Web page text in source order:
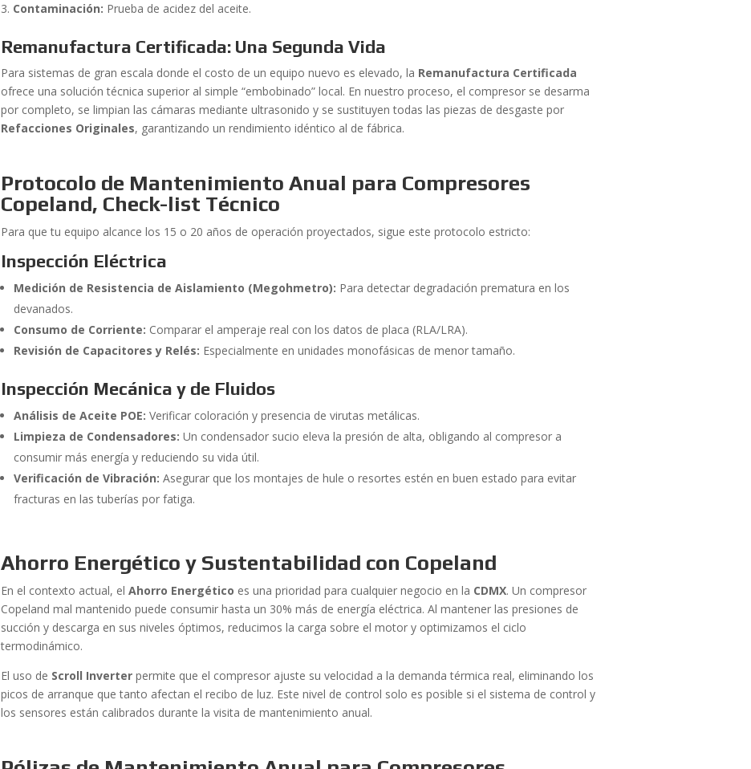
Contaminación: Prueba de acidez del aceite.
Remanufactura Certificada: Una Segunda Vida
Para sistemas de gran escala donde el costo de un equipo nuevo es elevado, la Remanufactura Certificada
ofrece una solución técnica superior al simple “embobinado” local. En nuestro proceso, el compresor se desarma
por completo, se limpian las cámaras mediante ultrasonido y se sustituyen todas las piezas de desgaste por
Refacciones Originales, garantizando un rendimiento idéntico al de fábrica.
Protocolo de Mantenimiento Anual para Compresores
Copeland, Check-list Técnico
Para que tu equipo alcance los 15 o 20 años de operación proyectados, sigue este protocolo estricto:
Inspección Eléctrica
Medición de Resistencia de Aislamiento (Megohmetro): Para detectar degradación prematura en los
devanados.
Consumo de Corriente: Comparar el amperaje real con los datos de placa (RLA/LRA).
Revisión de Capacitores y Relés: Especialmente en unidades monofásicas de menor tamaño.
Inspección Mecánica y de Fluidos
Análisis de Aceite POE: Verificar coloración y presencia de virutas metálicas.
Limpieza de Condensadores: Un condensador sucio eleva la presión de alta, obligando al compresor a
consumir más energía y reduciendo su vida útil.
Verificación de Vibración: Asegurar que los montajes de hule o resortes estén en buen estado para evitar
fracturas en las tuberías por fatiga.
Ahorro Energético y Sustentabilidad con Copeland
En el contexto actual, elAhorro Energético es una prioridad para cualquier negocio en la CDMX. Un compresor
Copeland mal mantenido puede consumir hasta un 30% más de energía eléctrica. Al mantener las presiones de
succión y descarga en sus niveles óptimos, reducimos la carga sobre el motor y optimizamos el ciclo
termodinámico.
El uso de Scroll Inverter permite que el compresor ajuste su velocidad a la demanda térmica real, eliminando los
picos de arranque que tanto afectan el recibo de luz. Este nivel de control solo es posible si el sistema de control y
los sensores están calibrados durante la visita de mantenimiento anual.